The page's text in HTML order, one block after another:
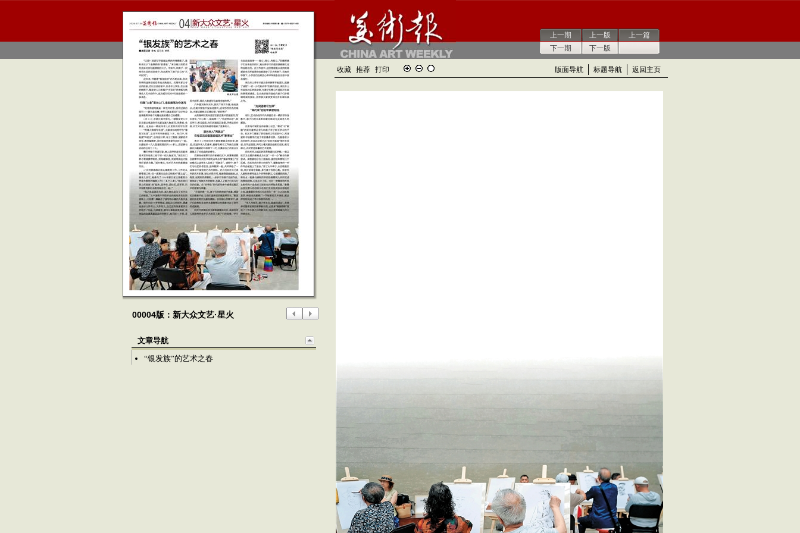
上一期
下一期
上一版
下一版
上一篇
00004版：新大众文艺·星火
文章导航
“银发族”的艺术之春
收藏 推荐 打印 版面导航 标题导航 返回主页